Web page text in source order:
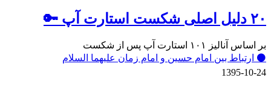
۲۰ دلیل اصلی شکست استارت آپ 🔑
بر اساس آنالیز ۱۰۱ استارت آپ پس از شکست
⚫️ ارتباط بین امام حسین و امام زمان علیهما السلام
1395-10-24